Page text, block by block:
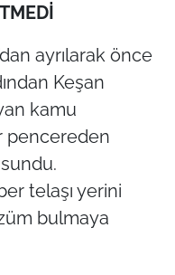
ayrılarak önce
Keşan
kamu
pencereden
telaşı yerini
bulmaya